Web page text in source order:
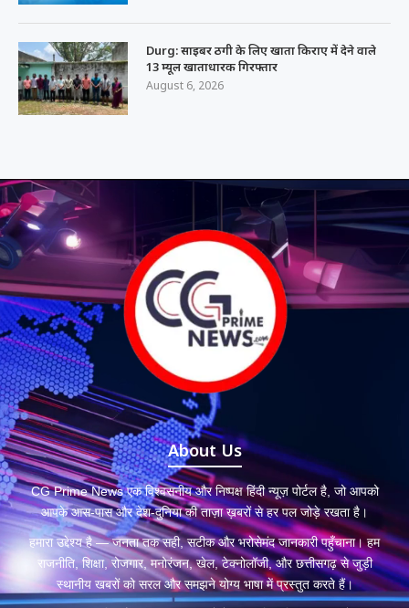
Durg: साइबर ठगी के लिए खाता किराए में देने वाले
13 म्यूल खाताधारक गिरफ्तार
August 6, 2026
About Us
CG Prime News एक विश्वसनीय और निष्पक्ष हिंदी न्यूज़ पोर्टल है, जो आपको
आपके आस-पास और देश-दुनिया की ताज़ा ख़बरों से हर पल जोड़े रखता है।
हमारा उद्देश्य है — जनता तक सही, सटीक और भरोसेमंद जानकारी पहुँचाना। हम
राजनीति, शिक्षा, रोजगार, मनोरंजन, खेल, टेक्नोलॉजी, और छत्तीसगढ़ से जुड़ी
स्थानीय खबरों को सरल और समझने योग्य भाषा में प्रस्तुत करते हैं।